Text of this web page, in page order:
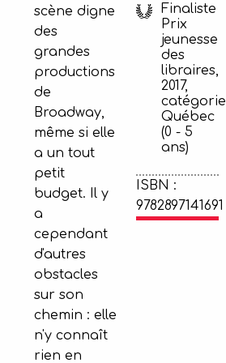
Finaliste
Prix
jeunesse
des
libraires,
2017,
catégorie
Québec
(0 - 5
ans)
ISBN :
9782897141691
scène digne
des
grandes
productions
de
Broadway,
même si elle
a un tout
petit
budget. Il y
a
cependant
d'autres
obstacles
sur son
chemin : elle
n'y connaît
rien en